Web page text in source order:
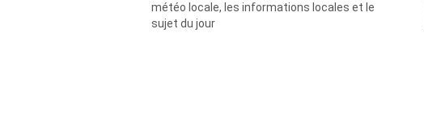
Ajoutez votre commentaire ici
météo locale, les informations locales et le
sujet du jour